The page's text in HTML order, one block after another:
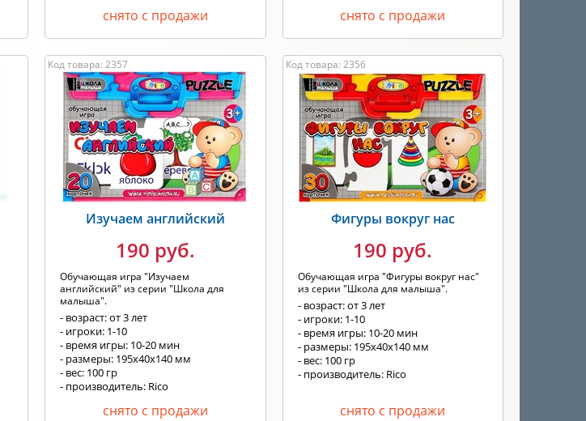
снято с продажи снято с продажи
Код товара: 2357
Изучаем английский
190 руб.
Обучающая игра "Изучаем
английский" из серии "Школа для
малыша".
- возраст: от 3 лет
- игроки: 1-10
- время игры: 10-20 мин
- размеры: 195х40х140 мм
- вес: 100 гр
- производитель: Rico
снято с продажи
Код товара: 2356
Фигуры вокруг нас
190 руб.
Обучающая игра "Фигуры вокруг нас"
из серии "Школа для малыша".
- возраст: от 3 лет
- игроки: 1-10
- время игры: 10-20 мин
- размеры: 195х40х140 мм
- вес: 100 гр
- производитель: Rico
снято с продажи